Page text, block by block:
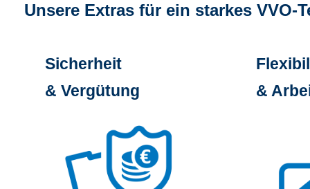
Unsere Extras für ein starkes VVO-
Sicherheit
& Vergütung
&